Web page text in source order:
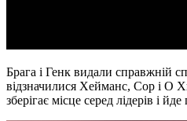
Брага і Генк видали справжній
відзначилися Хейманс, Сор і О
зберігає місце серед лідерів і